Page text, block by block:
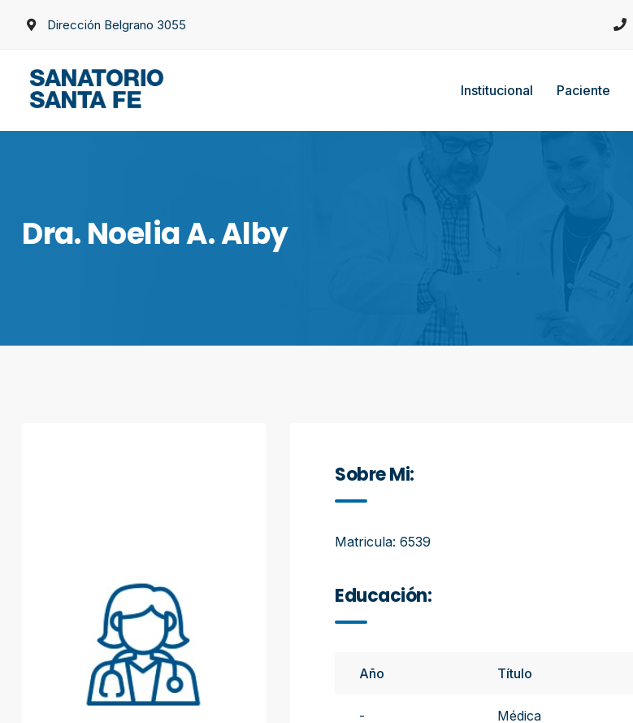
Dirección Belgrano 3055
Institucional Paciente
Dra. Noelia A. Alby
Sobre Mi:
Matricula: 6539
Educación:
Año Título
- Médica